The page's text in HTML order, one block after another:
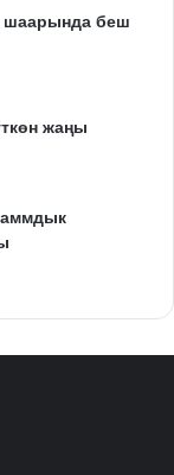
шаарында беш
жаңы